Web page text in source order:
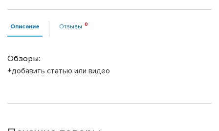
Описание Отзывы
Обзоры:
+добавить статью или видео